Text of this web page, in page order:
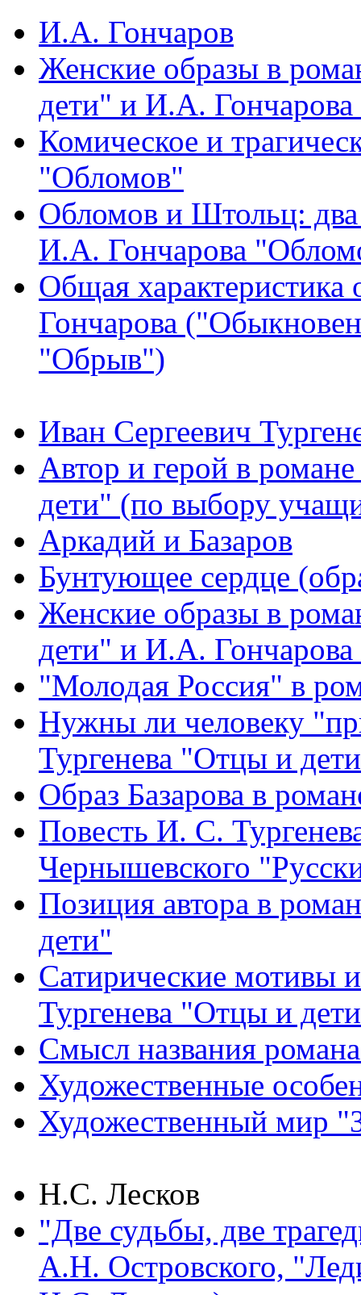
И.А. Гончаров
Женские образы в
дети" и И.А.
Комическое и
"Обломов"
Обломов и Штольц:
И.А. Гончарова
Общая
Гончарова
"Обрыв")
Иван Сергеевич
Автор и герой в
дети" (по выбору
Аркадий и Базаров
Бунтующее сердце
Женские образы в
дети" и И.А.
"Молодая Россия" в
Нужны ли человеку
Тургенева "Отцы и
Образ Базарова в
Повесть И. С.
Чернышевского
Позиция автора в
дети"
Сатирические мотивы
Тургенева "Отцы и
Смысл названия
Художественные
Художественный мир
Н.С. Лесков
"Две судьбы, две
А.Н. Островского,